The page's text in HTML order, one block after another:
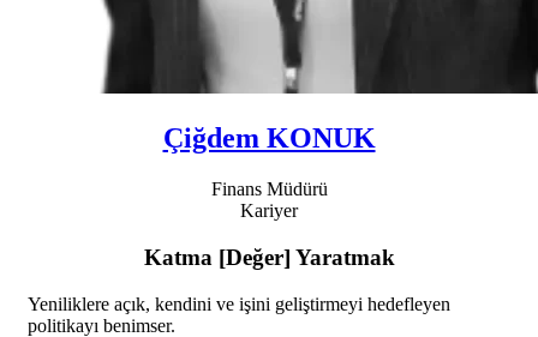
Çiğdem KONUK
Finans Müdürü
Kariyer
Katma [Değer] Yaratmak
Yeniliklere açık, kendini ve işini geliştirmeyi hedefleyen
politikayı benimser.